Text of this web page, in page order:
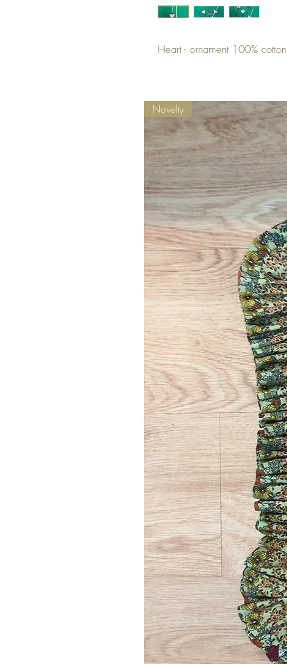
Heart - ornament 100% cotton
Novelty